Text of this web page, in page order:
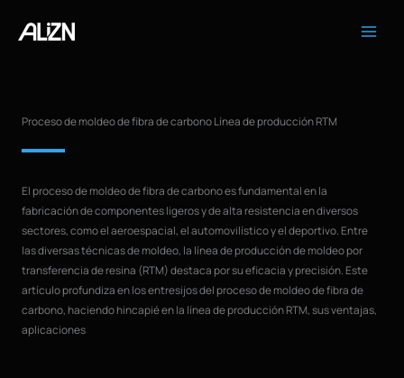
Proceso de moldeo de fibra de carbono Línea de producción RTM
El proceso de moldeo de fibra de carbono es fundamental en la
fabricación de componentes ligeros y de alta resistencia en diversos
sectores, como el aeroespacial, el automovilístico y el deportivo. Entre
las diversas técnicas de moldeo, la línea de producción de moldeo por
transferencia de resina (RTM) destaca por su eficacia y precisión. Este
artículo profundiza en los entresijos del proceso de moldeo de fibra de
carbono, haciendo hincapié en la línea de producción RTM, sus ventajas,
aplicaciones